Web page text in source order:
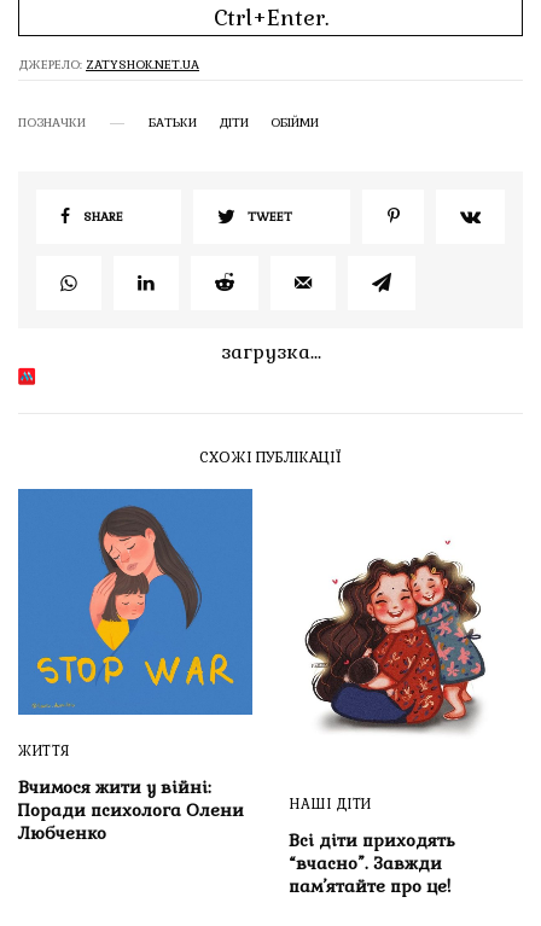
Ctrl+Enter.
ДЖЕРЕЛО: ZATYSHOK.NET.UA
ПОЗНАЧКИ БАТЬКИ ДІТИ ОБІЙМИ
SHARE TWEET
загрузка...
СХОЖІ ПУБЛІКАЦІЇ
ЖИТТЯ
Вчимося жити у війні:
Поради психолога Олени
Любченко
НАШІ ДІТИ
Всі діти приходять
“вчасно”. Завжди
пам’ятайте про це!